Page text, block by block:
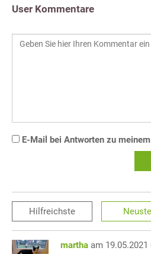
User Kommentare
E-Mail bei Antworten zu
Hilfreichste Neuste
martha am